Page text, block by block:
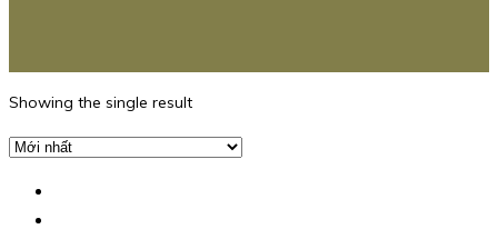
Showing the single result